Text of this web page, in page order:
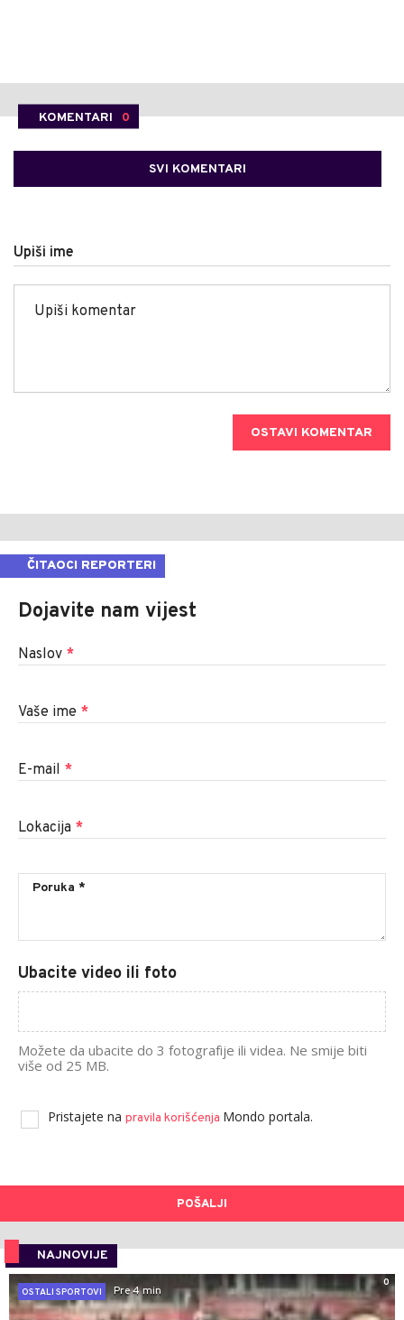
KOMENTARI 0
SVI KOMENTARI
Upiši ime
OSTAVI KOMENTAR
ČITAOCI REPORTERI
Dojavite nam vijest
Naslov *
Vaše ime *
E-mail *
Lokacija *
Ubacite video ili foto
Možete da ubacite do 3 fotografije ili videa. Ne smije biti
više od 25 MB.
Pristajete na pravila korišćenja Mondo portala.
POŠALJI
NAJNOVIJE
0
OSTALI SPORTOVI
Pre 4 min